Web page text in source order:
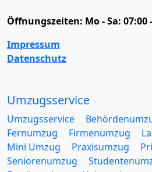
Öffnungszeiten: Mo - Sa: 07:00
Impressum
Datenschutz
Umzugsservice
Umzugsservice
Fernumzug
Firmenumzug
Mini Umzug
Praxisumzug
Seniorenumzug